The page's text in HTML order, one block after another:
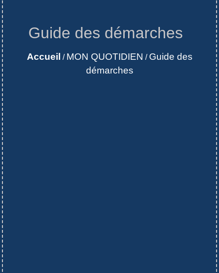
Guide des démarches
Accueil / MON QUOTIDIEN / Guide des
démarches